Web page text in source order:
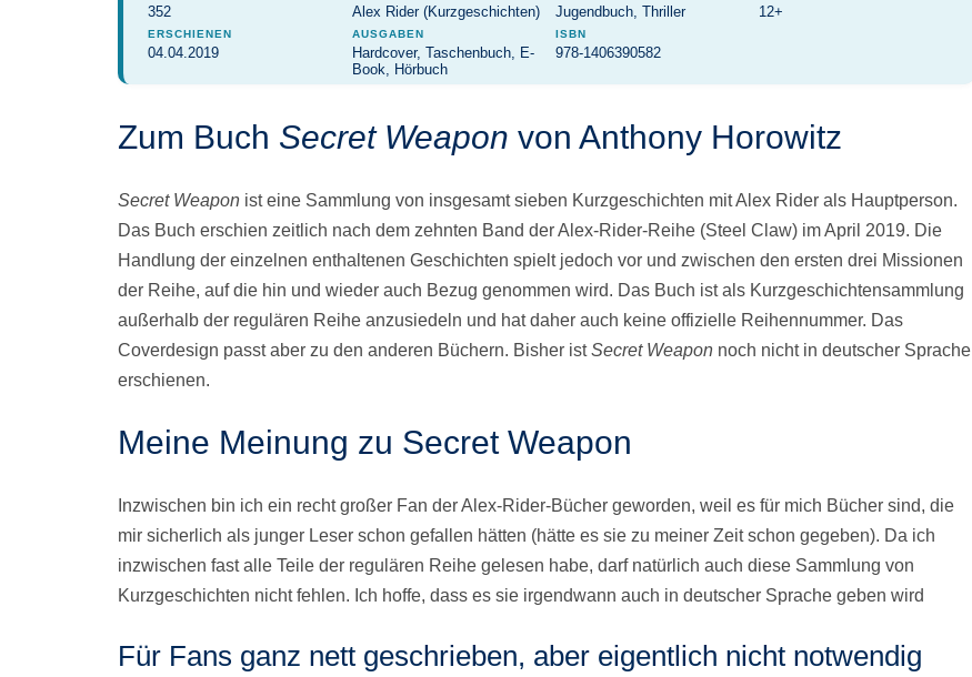
352 Alex Rider (Kurzgeschichten) Jugendbuch, Thriller 12+
ERSCHIENEN
04.04.2019
AUSGABEN
Hardcover, Taschenbuch, E-
Book, Hörbuch
ISBN
978-1406390582
Zum Buch Secret Weapon von Anthony Horowitz
Secret Weapon ist eine Sammlung von insgesamt sieben Kurzgeschichten mit Alex Rider als Hauptperson.
Das Buch erschien zeitlich nach dem zehnten Band der Alex-Rider-Reihe (Steel Claw) im April 2019. Die
Handlung der einzelnen enthaltenen Geschichten spielt jedoch vor und zwischen den ersten drei Missionen
der Reihe, auf die hin und wieder auch Bezug genommen wird. Das Buch ist als Kurzgeschichtensammlung
außerhalb der regulären Reihe anzusiedeln und hat daher auch keine offizielle Reihennummer. Das
Coverdesign passt aber zu den anderen Büchern. Bisher istSecret Weapon noch nicht in deutscher Sprache
erschienen.
Meine Meinung zu Secret Weapon
Inzwischen bin ich ein recht großer Fan der Alex-Rider-Bücher geworden, weil es für mich Bücher sind, die
mir sicherlich als junger Leser schon gefallen hätten (hätte es sie zu meiner Zeit schon gegeben). Da ich
inzwischen fast alle Teile der regulären Reihe gelesen habe, darf natürlich auch diese Sammlung von
Kurzgeschichten nicht fehlen. Ich hoffe, dass es sie irgendwann auch in deutscher Sprache geben wird
Für Fans ganz nett geschrieben, aber eigentlich nicht notwendig